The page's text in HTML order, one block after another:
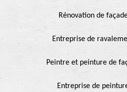
Rénovation de
Entreprise de
Peintre et peinture de
Entreprise de